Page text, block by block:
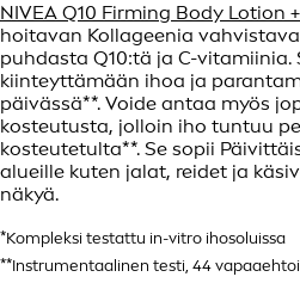
NIVEA Q10 Firming Body Lotion
hoitavan Kollageenia
puhdasta Q10:tä ja C-
kiinteyttämään ihoa ja
päivässä**. Voide antaa myös
kosteutusta, jolloin iho tuntuu
kosteutetulta**. Se sopii
alueille kuten jalat, reidet ja
näkyä.
*Kompleksi testattu in-vitro ihosoluissa
**Instrumentaalinen testi, 44